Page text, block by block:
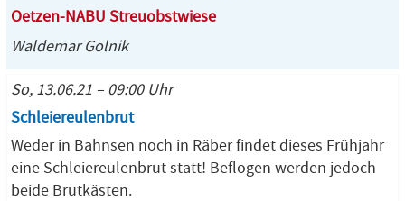
Oetzen-NABU Streuobstwiese
Waldemar Golnik
So, 13.06.21 – 09:00 Uhr
Schleiereulenbrut
Weder in Bahnsen noch in Räber findet dieses Frühjahr
eine Schleiereulenbrut statt! Beflogen werden jedoch
beide Brutkästen.